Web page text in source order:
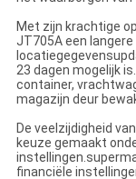
Met zijn krachtige
JT705A een
23 dagen mogelijk
container,
magazijn deur
De veelzijdigheid
keuze gemaakt
financiële